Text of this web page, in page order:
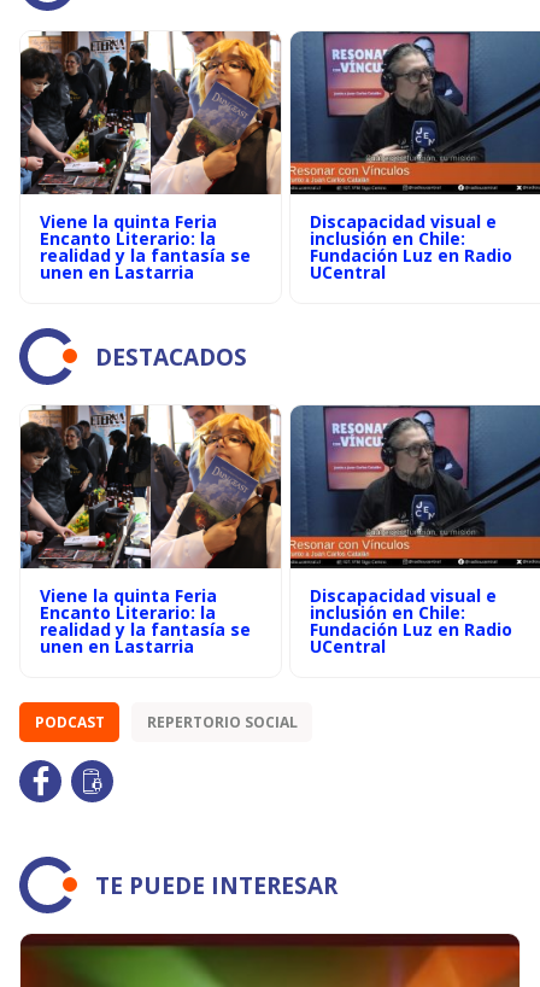
Viene la quinta Feria
Encanto Literario: la
realidad y la fantasía se
unen en Lastarria
Discapacidad visual e
inclusión en Chile:
Fundación Luz en Radio
UCentral
DESTACADOS
Viene la quinta Feria
Encanto Literario: la
realidad y la fantasía se
unen en Lastarria
Discapacidad visual e
inclusión en Chile:
Fundación Luz en Radio
UCentral
PODCAST REPERTORIO SOCIAL
TE PUEDE INTERESAR